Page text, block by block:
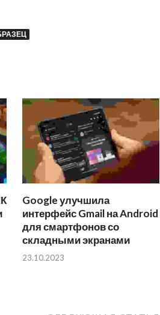
Google улучшила
интерфейс Gmail на Android
для смартфонов со
складными экранами
23.10.2023